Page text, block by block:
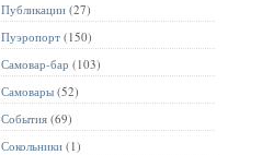
Публикации (27)
Пуэропорт (150)
Самовар-бар (103)
Самовары (52)
События (69)
Сокольники (1)